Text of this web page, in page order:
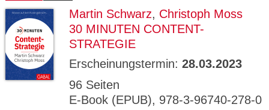
Martin Schwarz, Christoph Moss
30 MINUTEN CONTENT-
STRATEGIE
Erscheinungstermin: 28.03.2023
96 Seiten
E-Book (EPUB), 978-3-96740-278-0